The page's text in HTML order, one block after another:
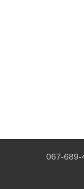
067-689-